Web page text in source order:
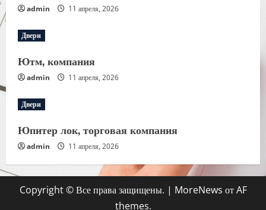
admin 11 апреля, 2026
Двери
Ютм, компания
admin 11 апреля, 2026
Двери
Юпитер лок, торговая компания
admin 11 апреля, 2026
Copyright © Все права защищены. | MoreNews от AF
themes.